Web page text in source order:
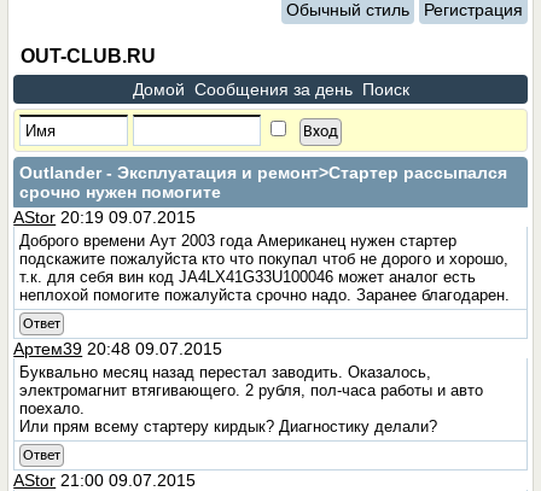
Обычный стиль Регистрация
OUT-CLUB.RU
Домой Сообщения за день Поиск
Outlander - Эксплуатация и ремонт>Стартер рассыпался
срочно нужен помогите
AStor 20:19 09.07.2015
Доброго времени Аут 2003 года Американец нужен стартер
подскажите пожалуйста кто что покупал чтоб не дорого и хорошо,
т.к. для себя вин код JA4LX41G33U100046 может аналог есть
неплохой помогите пожалуйста срочно надо. Заранее благодарен.
Ответ
Артем39 20:48 09.07.2015
Буквально месяц назад перестал заводить. Оказалось,
электромагнит втягивающего. 2 рубля, пол-часа работы и авто
поехало.
Или прям всему стартеру кирдык? Диагностику делали?
Ответ
AStor 21:00 09.07.2015